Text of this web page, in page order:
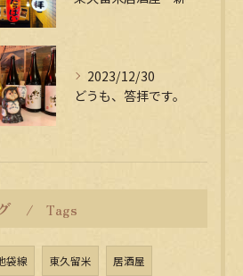
2023/12/30
どうも、答拝です。
Tags
袋線 東久留米 居酒屋